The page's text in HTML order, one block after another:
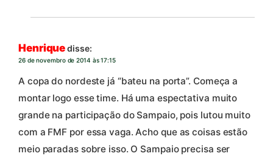
Henriquedisse:
26 de novembro de 2014 às 17:15
A copa do nordeste já “bateu na porta”. Começa a
montar logo esse time. Há uma espectativa muito
grande na participação do Sampaio, pois lutou muito
com a FMF por essa vaga. Acho que as coisas estão
meio paradas sobre isso. O Sampaio precisa ser